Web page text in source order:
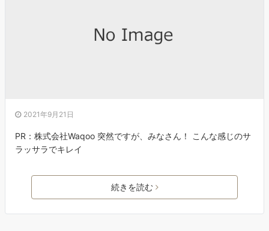
2021年9月21日
PR：株式会社Waqoo 突然ですが、みなさん！ こんな感じのサ
ラッサラでキレイ
続きを読む